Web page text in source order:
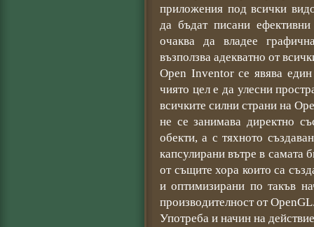
приложения под всички
да бъдат писани
очаква да владее
възползва адекватно от
Open Inventor се явява
чиято цел е да улесни
всичките силни страни на
не се занимава директно
обекти, а с тяхното
капсулирани вътре в самата
от същите хора които са
и оптимизирани по такъв
производителност от
Употреба и начин на действие